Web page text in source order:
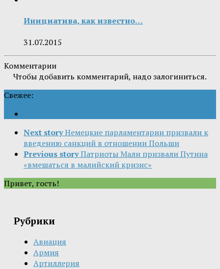
Инициатива, как известно…
31.07.2015
Комментарии
Чтобы добавить комментарий, надо залогиниться.
Свежее:
Next storyНемецкие парламентарии призвали к
введению санкций в отношении Польши
Previous storyПатриоты Мали призвали Путина
«вмешаться в малийский кризис»
Привет, гость!
Рубрики
Авиация
Армия
Артиллерия